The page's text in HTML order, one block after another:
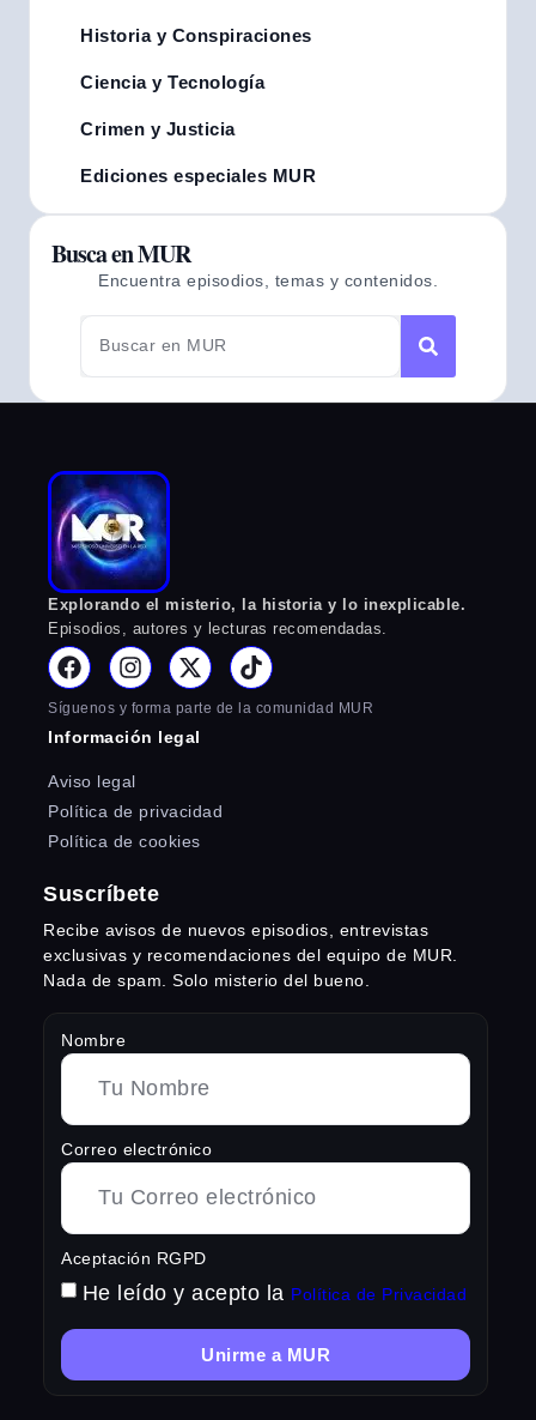
Historia y Conspiraciones
Ciencia y Tecnología
Crimen y Justicia
Ediciones especiales MUR
Busca en MUR
Encuentra episodios, temas y contenidos.
Explorando el misterio, la historia y lo inexplicable.
Episodios, autores y lecturas recomendadas.
Síguenos y forma parte de la comunidad MUR
Información legal
Aviso legal
Política de privacidad
Política de cookies
Suscríbete
Recibe avisos de nuevos episodios, entrevistas
exclusivas y recomendaciones del equipo de MUR.
Nada de spam. Solo misterio del bueno.
Nombre
Correo electrónico
Aceptación RGPD
He leído y acepto la Política de Privacidad
Unirme a MUR